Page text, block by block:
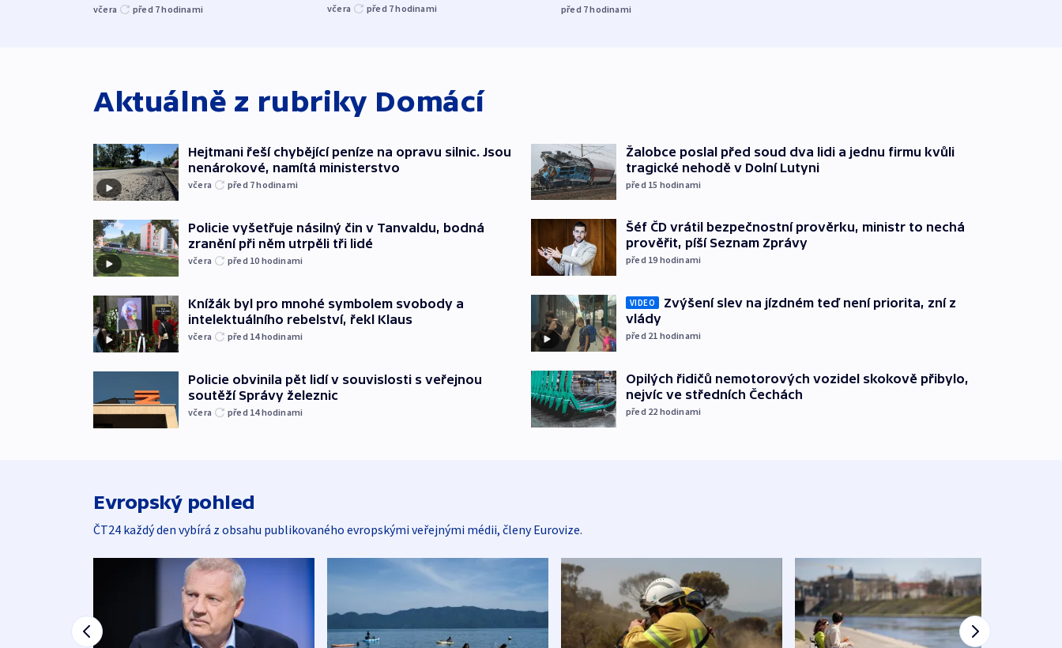
včera před 7hodinami včera před 7hodinami před 7hodinami
Aktuálně z rubriky Domácí
Hejtmani řeší chybějící peníze na opravu silnic. Jsou
nenárokové, namítá ministerstvo
včera před 7hodinami
Policie vyšetřuje násilný čin v Tanvaldu, bodná
zranění při něm utrpěli tři lidé
včera před 10 hodinami
Knížák byl pro mnohé symbolem svobody a
intelektuálního rebelství, řekl Klaus
včera před 14hodinami
Policie obvinila pět lidí v souvislosti s veřejnou
soutěží Správy železnic
včera před 14hodinami
Žalobce poslal před soud dva lidi a jednu firmu kvůli
tragické nehodě v Dolní Lutyni
před 15 hodinami
Šéf ČD vrátil bezpečnostní prověrku, ministr to nechá
prověřit, píší Seznam Zprávy
před 19 hodinami
VIDEO
Zvýšení slev na jízdném teď není priorita, zní z
vlády
před 21 hodinami
Opilých řidičů nemotorových vozidel skokově přibylo,
nejvíc ve středních Čechách
před 22 hodinami
Evropský pohled
ČT24 každý den vybírá z obsahu publikovaného evropskými veřejnými médii, členy Eurovize.